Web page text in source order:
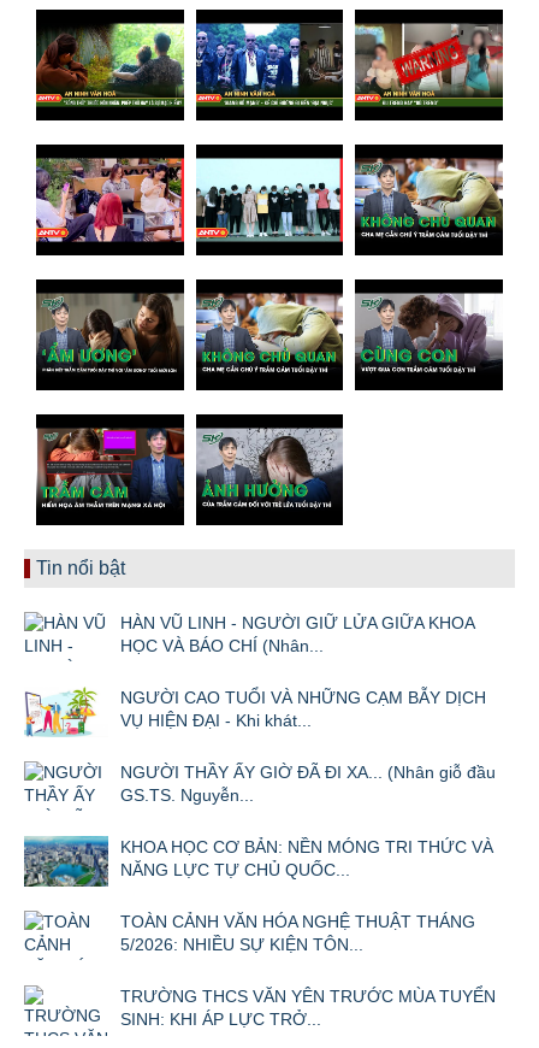
Tin nổi bật
HÀN VŨ LINH - NGƯỜI GIỮ LỬA GIỮA KHOA
HỌC VÀ BÁO CHÍ (Nhân...
NGƯỜI CAO TUỔI VÀ NHỮNG CẠM BẪY DỊCH
VỤ HIỆN ĐẠI - Khi khát...
NGƯỜI THẦY ẤY GIỜ ĐÃ ĐI XA... (Nhân giỗ đầu
GS.TS. Nguyễn...
KHOA HỌC CƠ BẢN: NỀN MÓNG TRI THỨC VÀ
NĂNG LỰC TỰ CHỦ QUỐC...
TOÀN CẢNH VĂN HÓA NGHỆ THUẬT THÁNG
5/2026: NHIỀU SỰ KIỆN TÔN...
TRƯỜNG THCS VĂN YÊN TRƯỚC MÙA TUYỂN
SINH: KHI ÁP LỰC TRỞ...